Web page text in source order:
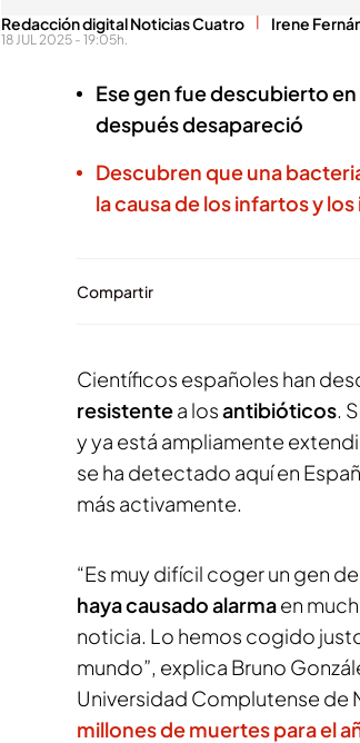
Redacción digital Noticias Cuatro Irene
18 JUL 2025 - 19:05h.
Ese gen fue descubierto
después desapareció
Descubren que una
la causa de los infartos y
Compartir
Científicos españoles han
resistentea losantibióticos.
y ya está ampliamente
se ha detectado aquí en
más activamente.
“Es muy difícil coger un gen
haya causado alarmaen
noticia. Lo hemos cogido
mundo”, explica Bruno
Universidad Complutense de
millones de muertes para el